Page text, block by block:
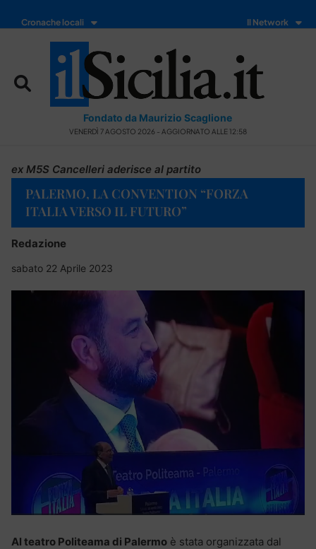
Cronache locali Il Network
Fondato da Maurizio Scaglione
VENERDÌ 7 AGOSTO 2026 - AGGIORNATO ALLE 12:58
ex M5S Cancelleri aderisce al partito
PALERMO, LA CONVENTION “FORZA
ITALIA VERSO IL FUTURO”
Redazione
sabato 22 Aprile 2023
Al teatro Politeama di Palermo è stata organizzata dal